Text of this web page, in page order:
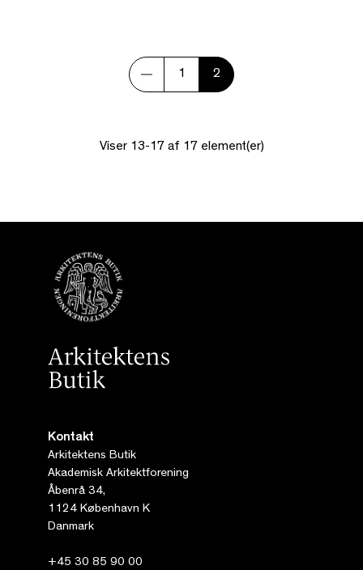
1 2
Viser 13-17 af 17 element(er)
Kontakt
Arkitektens Butik
Akademisk Arkitektforening
Åbenrå 34,
1124 København K
Danmark
+45 30 85 90 00